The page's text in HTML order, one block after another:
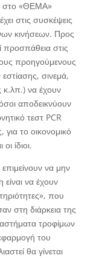
στο «ΘΕΜΑ»
στις συσκέψεις
κινήσεων. Προς
προσπάθεια στις
προηγούμενους
σινεμά,
κ.λπ.) να έχουν
αποδεικνύουν
τεστ PCR
το οικονομικό
ίδιοι.
να μην
να έχουν
που
στη διάρκεια της
τροφίμων
του
θα γίνεται